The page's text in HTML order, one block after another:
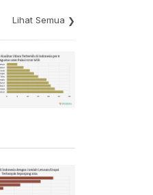
Lihat Semua